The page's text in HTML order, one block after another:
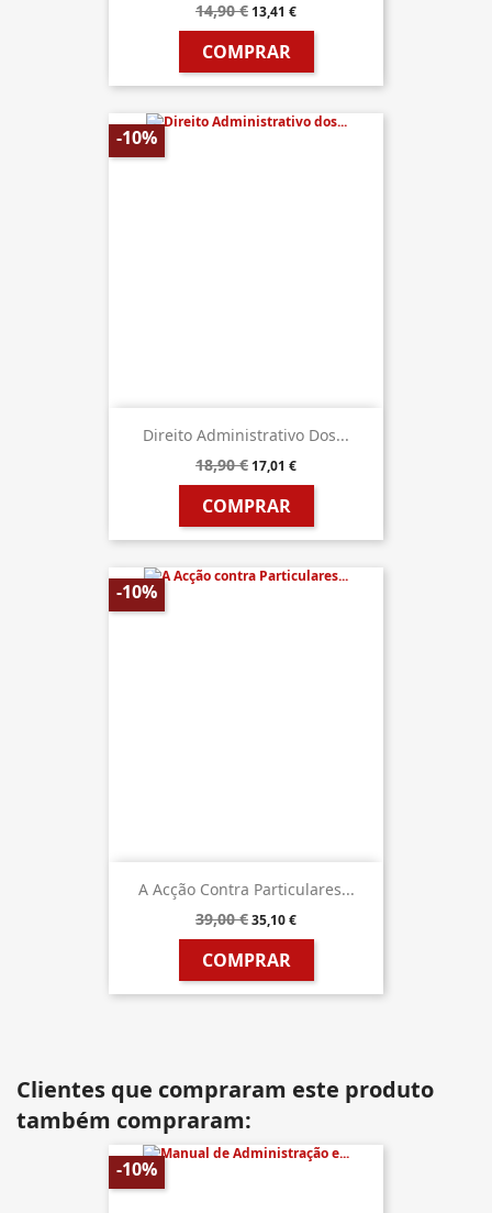
14,90 € 13,41 €
COMPRAR
Direito Administrativo Dos...
18,90 € 17,01 €
COMPRAR
-10%
A Acção Contra Particulares...
39,00 €35,10 €
COMPRAR
-10%
Clientes que compraram este produto
também compraram:
-10%